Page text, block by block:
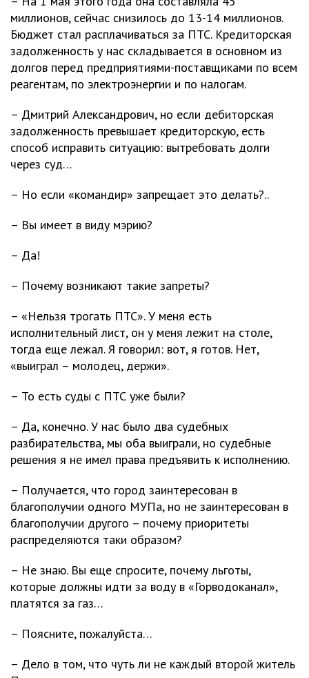
миллионов, сейчас снизилось до 13-14 миллионов.
Бюджет стал расплачиваться за ПТС. Кредиторская
задолженность у нас складывается в основном из
долгов перед предприятиями-поставщиками по всем
реагентам, по электроэнергии и по налогам.
– Дмитрий Александрович, но если дебиторская
задолженность превышает кредиторскую, есть
способ исправить ситуацию: вытребовать долги
через суд…
– Но если «командир» запрещает это делать?..
– Вы имеет в виду мэрию?
– Да!
– Почему возникают такие запреты?
– «Нельзя трогать ПТС». У меня есть
исполнительный лист, он у меня лежит на столе,
тогда еще лежал. Я говорил: вот, я готов. Нет,
«выиграл – молодец, держи».
– То есть суды с ПТС уже были?
– Да, конечно. У нас было два судебных
разбирательства, мы оба выиграли, но судебные
решения я не имел права предъявить к исполнению.
– Получается, что город заинтересован в
благополучии одного МУПа, но не заинтересован в
благополучии другого – почему приоритеты
распределяются таки образом?
– Не знаю. Вы еще спросите, почему льготы,
которые должны идти за воду в «Горводоканал»,
платятся за газ…
– Поясните, пожалуйста…
– Дело в том, что чуть ли не каждый второй житель